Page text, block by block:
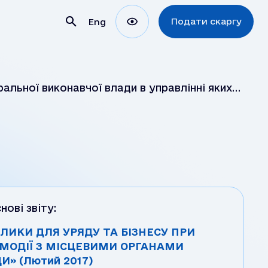
Eng Подати скаргу
виконавчої влади в управлінні яких
звіту:
ДЛЯ УРЯДУ ТА БІЗНЕСУ ПРИ
З МІСЦЕВИМИ ОРГАНАМИ
(Лютий 2017)